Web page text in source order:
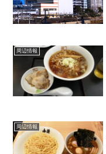
周辺情報
周辺情報